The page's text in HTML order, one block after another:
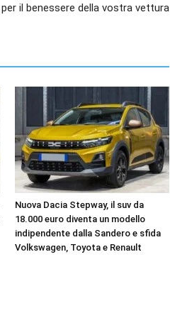
il benessere della vostra vettura
Nuova Dacia Stepway, il suv da
18.000 euro diventa un modello
indipendente dalla Sandero e sfida
Volkswagen, Toyota e Renault